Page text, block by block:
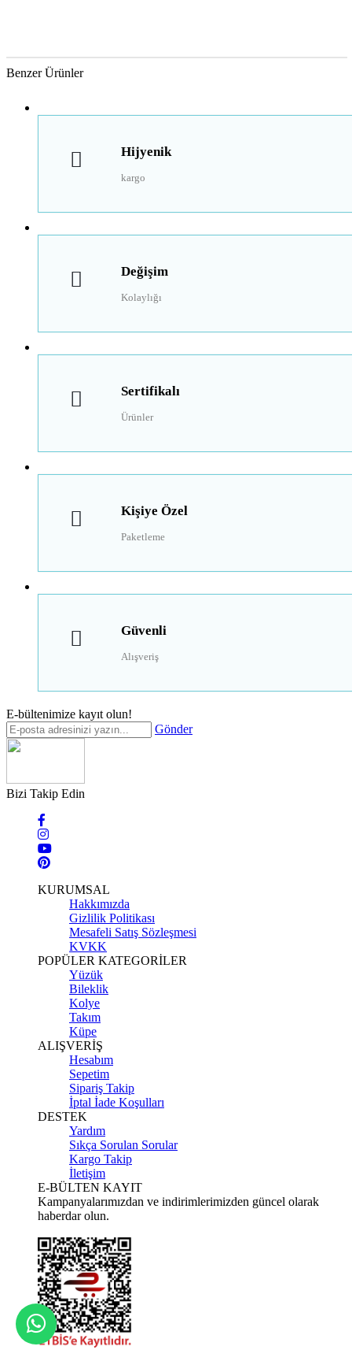
Benzer Ürünler
Hijyenik
kargo
Değişim
Kolaylığı
Sertifikalı
Ürünler
Kişiye Özel
Paketleme
Güvenli
Alışveriş
E-bültenimize kayıt olun!
Gönder
Bizi Takip Edin
KURUMSAL
Hakkımızda
Gizlilik Politikası
Mesafeli Satış Sözleşmesi
KVKK
POPÜLER KATEGORİLER
Yüzük
Bileklik
Kolye
Takım
Küpe
ALIŞVERİŞ
Hesabım
Sepetim
Sipariş Takip
İptal İade Koşulları
DESTEK
Yardım
Sıkça Sorulan Sorular
Kargo Takip
İletişim
E-BÜLTEN KAYIT
Kampanyalarımızdan ve indirimlerimizden güncel olarak
haberdar olun.